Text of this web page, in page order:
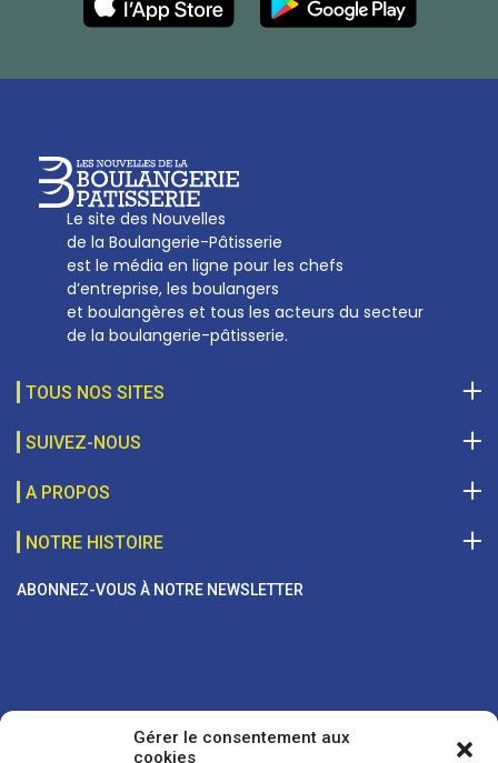
Gérer le consentement aux
cookies
Le site des Nouvelles
de la Boulangerie-Pâtisserie
est le média en ligne pour les chefs
d’entreprise, les boulangers
et boulangères et tous les acteurs du secteur
de la boulangerie-pâtisserie.
TOUS NOS SITES
SUIVEZ-NOUS
A PROPOS
27, av d’Eylau - 75782 Paris Cédex 16
01 53 70 16 25
NOTRE HISTOIRE
ABONNEZ-VOUS À NOTRE NEWSLETTER